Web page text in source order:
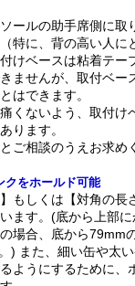
ールの助手席側に取
特に、背の高い人に
けベースは粘着テー
ませんが、取付ベー
はできます。
くないよう、取付け
ります。
ご相談のうえお求め
クをホールド可能
もしくは【対角の長
ます。(底から上部
場合、底から79mm
) また、細い缶や太
ようにするために、